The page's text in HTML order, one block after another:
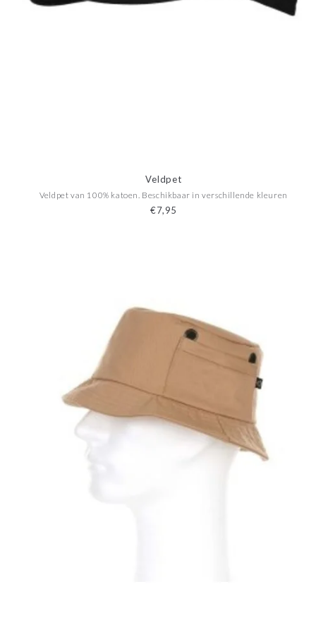
Veldpet
Veldpet van 100% katoen. Beschikbaar in verschillende kleuren
€7,95